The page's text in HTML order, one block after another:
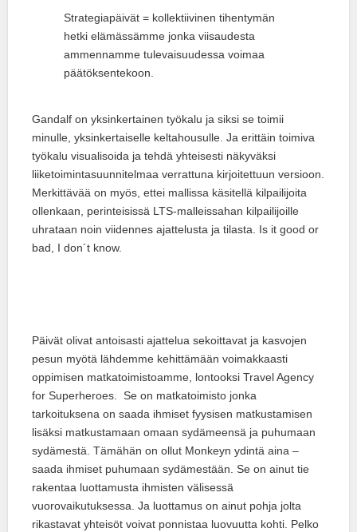
Strategiapäivät = kollektiivinen tihentymän
hetki elämässämme jonka viisaudesta
ammennamme tulevaisuudessa voimaa
päätöksentekoon.
Gandalf on yksinkertainen työkalu ja siksi se toimii
minulle, yksinkertaiselle keltahousulle. Ja erittäin toimiva
työkalu visualisoida ja tehdä yhteisesti näkyväksi
liiketoimintasuunnitelmaa verrattuna kirjoitettuun versioon.
Merkittävää on myös, ettei mallissa käsitellä kilpailijoita
ollenkaan, perinteisissä LTS-malleissahan kilpailijoille
uhrataan noin viidennes ajattelusta ja tilasta. Is it good or
bad, I don´t know.
Päivät olivat antoisasti ajattelua sekoittavat ja kasvojen
pesun myötä lähdemme kehittämään voimakkaasti
oppimisen matkatoimistoamme, lontooksi Travel Agency
for Superheroes. Se on matkatoimisto jonka
tarkoituksena on saada ihmiset fyysisen matkustamisen
lisäksi matkustamaan omaan sydämeensä ja puhumaan
sydämestä. Tämähän on ollut Monkeyn ydintä aina –
saada ihmiset puhumaan sydämestään. Se on ainut tie
rakentaa luottamusta ihmisten välisessä
vuorovaikutuksessa. Ja luottamus on ainut pohja jolta
rikastavat yhteisöt voivat ponnistaa luovuutta kohti. Pelko